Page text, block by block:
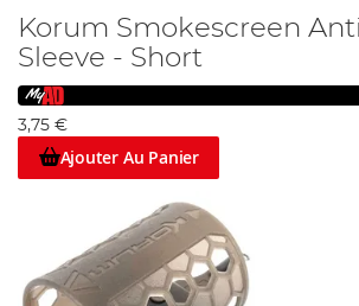
Korum Smokescreen
Sleeve - Short
3,75 €
Ajouter Au Panier